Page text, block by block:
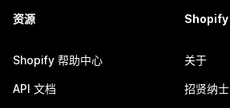
资源
Shopify 帮助中心
API 文档
Shopify
关于
招贤纳士